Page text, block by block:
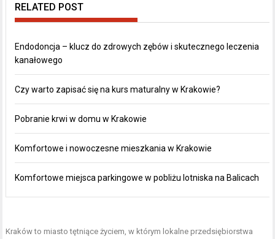
RELATED POST
Endodoncja – klucz do zdrowych zębów i skutecznego leczenia
kanałowego
Czy warto zapisać się na kurs maturalny w Krakowie?
Pobranie krwi w domu w Krakowie
Komfortowe i nowoczesne mieszkania w Krakowie
Komfortowe miejsca parkingowe w pobliżu lotniska na Balicach
Kraków to miasto tętniące życiem, w którym lokalne przedsiębiorstwa